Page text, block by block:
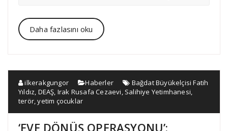
Daha fazlasını oku
ilkerakgungor Haberler
Bağdat Büyükelçisi Fatih
Yıldız, DEAŞ, Irak Rusafa Cezaevi, Salihiye Yetimhanesi,
terör,yetim çocuklar
‘EVE DÖNÜŞ OPERASYONU’: